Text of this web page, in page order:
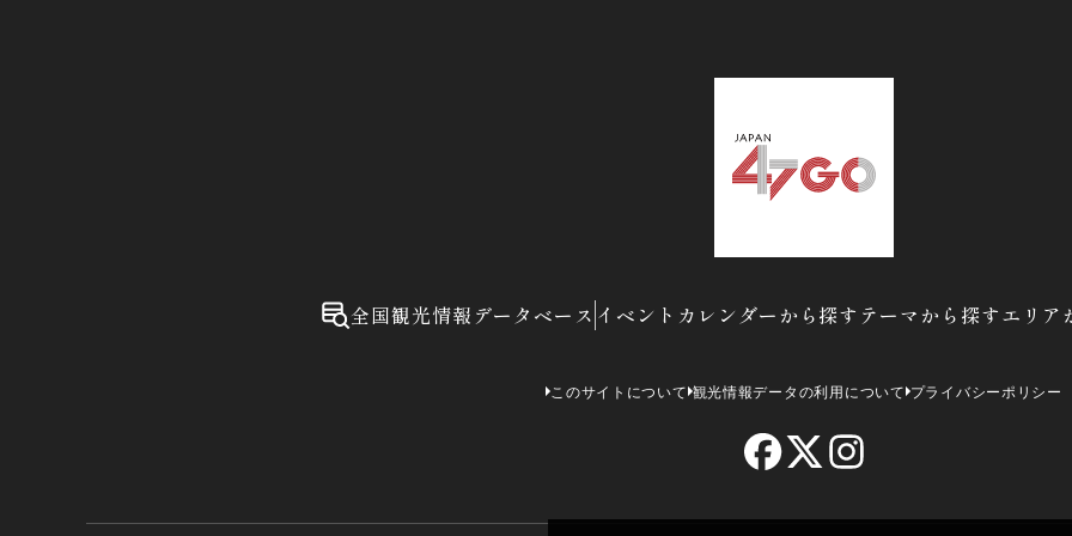
全国観光情報データベース イベントカレンダーから探す テーマから探すエリア
このサイトについて 観光情報データの利用について プライバシーポリシー